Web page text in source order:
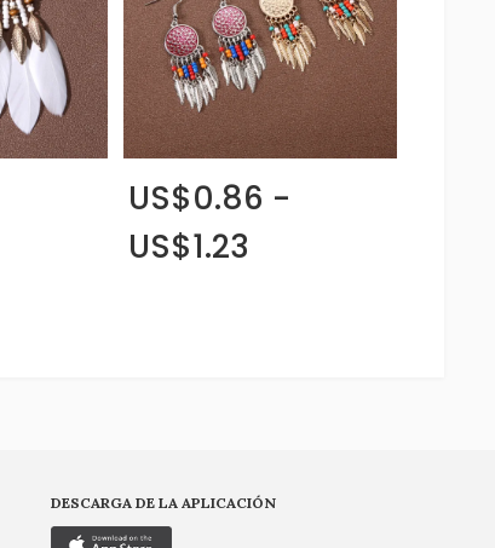
US$0.86 -
US$1.23
DESCARGA DE LA APLICACIÓN